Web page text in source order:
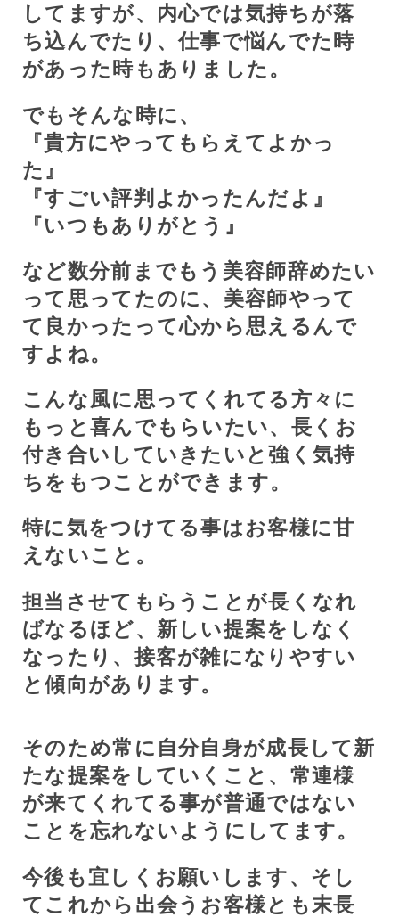
してますが、内心では気持ちが落
ち込んでたり、仕事で悩んでた時
があった時もありました。
でもそんな時に、
『貴方にやってもらえてよかっ
た』
『すごい評判よかったんだよ』
『いつもありがとう』
など数分前までもう美容師辞めたい
って思ってたのに、美容師やって
て良かったって心から思えるんで
すよね。
こんな風に思ってくれてる方々に
もっと喜んでもらいたい、長くお
付き合いしていきたいと強く気持
ちをもつことができます。
特に気をつけてる事はお客様に甘
えないこと。
担当させてもらうことが長くなれ
ばなるほど、新しい提案をしなく
なったり、接客が雑になりやすい
と傾向があります。
そのため常に自分自身が成長して新
たな提案をしていくこと、常連様
が来てくれてる事が普通ではない
ことを忘れないようにしてます。
今後も宜しくお願いします、そし
てこれから出会うお客様とも末長